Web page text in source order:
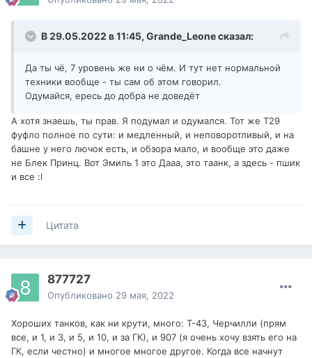
В 29.05.2022 в 11:45, Grande_Leoneсказал:
Да ты чё, 7 уровень же ни о чём. И тут нет нормальной
техники вообще - ты сам об этом говорил.
Одумайся, ересь до добра не доведёт
А хотя знаешь, ты прав. Я подумал и одумался. Тот же Т29
фуфло полное по сути: и медленный, и неповоротливый, и на
башне у него лючок есть, и обзора мало, и вообще это даже
не Блек Принц. Вот Эмиль 1 это Дааа, это таанк, а здесь - пшик
и все :l
Цитата
877727
Опубликовано 29 мая, 2022
Хороших танков, как ни крути, много: Т-43, Черчилли (прям
все, и 1, и 3, и 5, и 10, и за ГК), и 907 (я очень хочу взять его на
ГК, если честно) и многое многое другое. Когда все начнут